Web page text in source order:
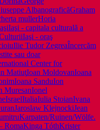
AlbanograficăGraham
herta mullerHoria
Iaşi - capitala culturală a
Iaşi - oraş
Ilie Tudor ZegreaÎncercăm
sau doar
Center for
MatiuţIoan MoldovanIoana
Ioana SanduIon
MuresanIonel
IsraelItaliaIulia StoianIvana
Jaroslaw KlejnockiJean
Karpaten/Ruinen/Wölfe.
RomaKinga TóthKrister